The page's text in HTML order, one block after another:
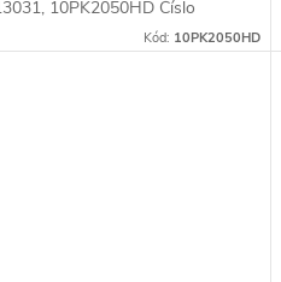
10PK2050HD Číslo
Kód: 10PK2050HD